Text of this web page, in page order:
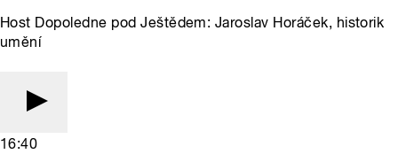
Host Dopoledne pod Ještědem: Jaroslav Horáček, historik
umění
16:40